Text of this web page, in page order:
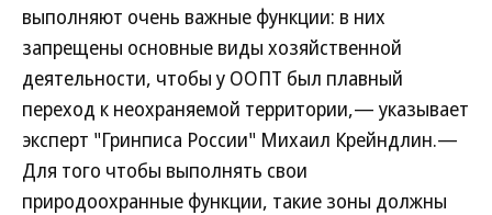
выполняют очень важные функции: в них
запрещены основные виды хозяйственной
деятельности, чтобы у ООПТ был плавный
переход к неохраняемой территории,— указывает
эксперт "Гринписа России" Михаил Крейндлин.—
Для того чтобы выполнять свои
природоохранные функции, такие зоны должны